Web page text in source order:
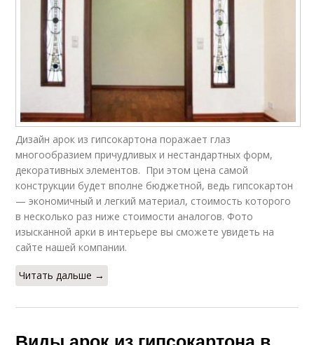
Дизайн арок из гипсокартона поражает глаз
многообразием причудливых и нестандартных форм,
декоративных элементов. При этом цена самой
конструкции будет вполне бюджетной, ведь гипсокартон
— экономичный и легкий материал, стоимость которого
в несколько раз ниже стоимости аналогов. Фото
изысканной арки в интерьере вы сможете увидеть на
сайте нашей компании.
Читать дальше →